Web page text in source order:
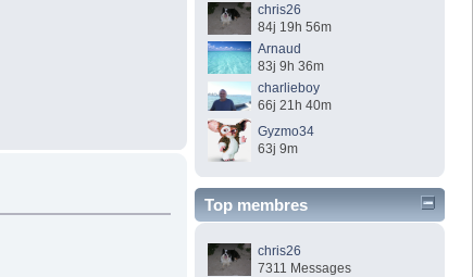
chris26
84j 19h 56m
Arnaud
83j 9h 36m
charlieboy
66j 21h 40m
Gyzmo34
63j 9m
Top membres
chris26
7311 Messages